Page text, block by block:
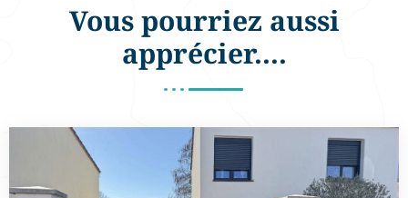
Vous pourriez aussi
apprécier....